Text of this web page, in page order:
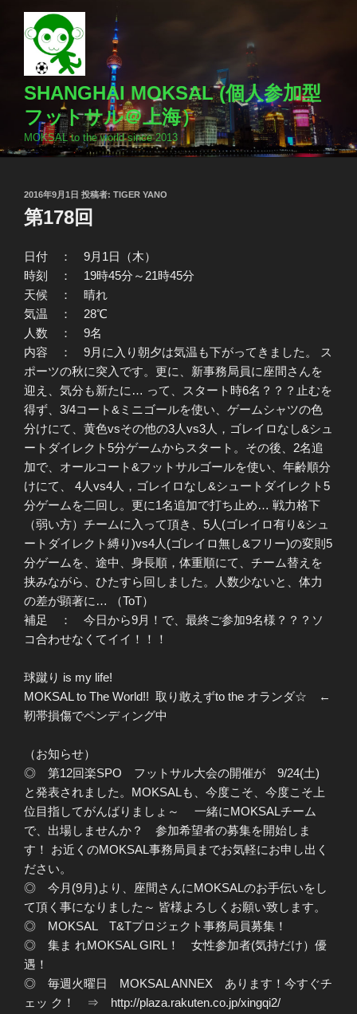
ッ
SHANGHAI MOKSAL (個人参加型
フットサル＠上海）
MOKSAL to the world since 2013
投
稿
日:
2016年9月1日 投稿者: TIGER YANO
第178回
日付 ： 9月1日（木）
時刻 ： 19時45分～21時45分
天候 ： 晴れ
気温 ： 28℃
人数 ： 9名
内容 ： 9月に入り朝夕は気温も下がってきました。 ス
ポーツの秋に突入です。更に、新事務局員に座間さんを
迎え、気分も新たに… って、スタート時6名？？？止むを
得ず、3/4コート&ミニゴールを使い、ゲームシャツの色
分けにて、黄色vsその他の3人vs3人，ゴレイロなし&シュ
ートダイレクト5分ゲームからスタート。その後、2名追
加で、オールコート&フットサルゴールを使い、年齢順分
けにて、 4人vs4人，ゴレイロなし&シュートダイレクト5
分ゲームを二回し。更に1名追加で打ち止め… 戦力格下
（弱い方）チームに入って頂き、5人(ゴレイロ有り&シュ
ートダイレクト縛り)vs4人(ゴレイロ無し&フリー)の変則5
分ゲームを、途中、身長順，体重順にて、チーム替えを
挟みながら、ひたすら回しました。人数少ないと、体力
の差が顕著に… （ToT）
補足 ： 今日から9月！で、最終ご参加9名様？？？ソ
コ合わせなくてイイ！！！
球蹴り is my life!
MOKSAL to The World!! 取り敢えずto the オランダ☆ ←
靭帯損傷でペンディング中
（お知らせ）
◎ 第12回楽SPO フットサル大会の開催が 9/24(土)
と発表されました。MOKSALも、今度こそ、今度こそ上
位目指してがんばりましょ～ 一緒にMOKSALチーム
で、出場しませんか？ 参加希望者の募集を開始しま
す！ お近くのMOKSAL事務局員までお気軽にお申し出く
ださい。
◎ 今月(9月)より、座間さんにMOKSALのお手伝いをし
て頂く事になりました～ 皆様よろしくお願い致します。
◎ MOKSAL T&Tプロジェクト事務局員募集！
◎ 集ま れMOKSAL GIRL！ 女性参加者(気持だけ）優
遇！
◎ 毎週火曜日 MOKSAL ANNEX あります！今すぐチ
ェッ ク！ ⇒ http://plaza.rakuten.co.jp/xingqi2/